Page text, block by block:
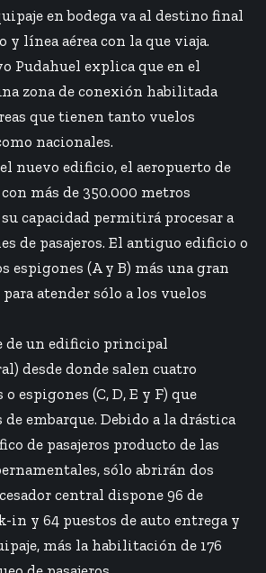
en bodega va al destino final
y línea aérea con la que viaja.
Pudahuel explica que en el
zona de conexión habilitada
que tienen tanto vuelos
nacionales.
nuevo edificio, el aeropuerto de
más de 350.000 metros
capacidad permitirá procesar a
de pasajeros. El antiguo edificio o
espigones (A y B) más una gran
atender sólo a los vuelos
de un edificio principal
desde donde salen cuatro
espigones (C, D, E y F) que
de embarque. Debido a la drástica
de pasajeros producto de las
sólo abrirán dos
central dispone 96 de
in y 64 puestos de auto entrega y
más la habilitación de 176